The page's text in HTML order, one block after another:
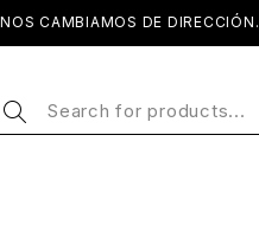
NOS CAMBIAMOS DE DIRECCIÓN.